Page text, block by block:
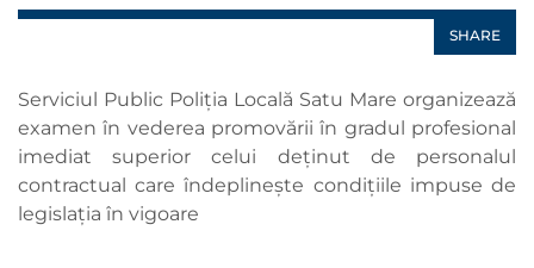
SHARE
Serviciul Public Poliția Locală Satu Mare organizează
examen în vederea promovării în gradul profesional
imediat superior celui deţinut de personalul
contractual care îndeplinește condițiile impuse de
legislația în vigoare